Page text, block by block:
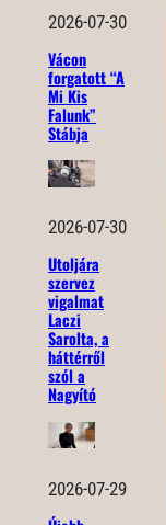
2026-07-30
Vácon
forgatott “A
Mi Kis
Falunk”
Stábja
2026-07-30
Utoljára
szervez
vigalmat
Laczi
Sarolta, a
háttérről
szól a
Nagyító
2026-07-29